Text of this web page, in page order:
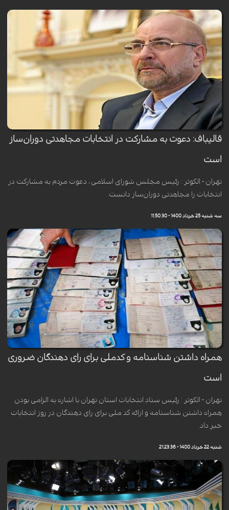
قالیباف: دعوت به مشارکت در انتخابات مجاهدتی دوران‌ساز
است
تهران - الکوثر : رئیس مجلس شورای اسلامی ، دعوت مردم به مشارکت در
انتخابات را مجاهدتی دوران‌ساز دانست.
سه شنبه 25 خرداد 1400 - 11:50:30
همراه داشتن شناسنامه و کدملی برای رای دهندگان ضروری
است
تهران - الکوثر : رئیس ستاد انتخابات استان تهران با اشاره به الزامی بودن
همراه داشتن شناسنامه و ارائه کد ملی برای رای دهندگان در روز انتخابات
خبر داد.
شنبه 22 خرداد 1400 - 21:23:36